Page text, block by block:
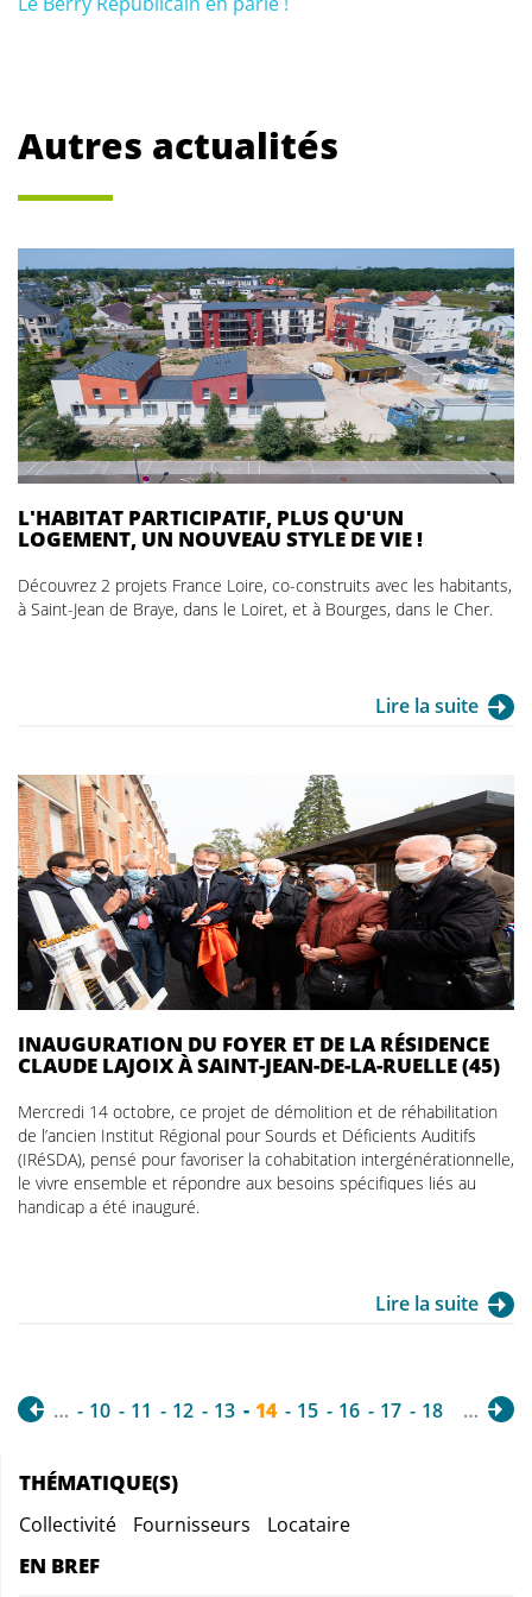
Autres actualités
L'HABITAT PARTICIPATIF, PLUS QU'UN
LOGEMENT, UN NOUVEAU STYLE DE VIE !
Découvrez 2 projets France Loire, co-construits avec les habitants,
à Saint-Jean de Braye, dans le Loiret, et à Bourges, dans le Cher.
Lire la suite
INAUGURATION DU FOYER ET DE LA RÉSIDENCE
CLAUDE LAJOIX À SAINT-JEAN-DE-LA-RUELLE (45)
Mercredi 14 octobre, ce projet de démolition et de réhabilitation
de l’ancien Institut Régional pour Sourds et Déficients Auditifs
(IRéSDA), pensé pour favoriser la cohabitation intergénérationnelle,
le vivre ensemble et répondre aux besoins spécifiques liés au
handicap a été inauguré.
Lire la suite
… 10 11 12 13 14 15 16 17 18 …
THÉMATIQUE(S)
Collectivité Fournisseurs Locataire
EN BREF